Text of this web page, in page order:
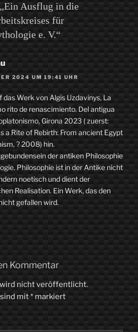
Ausflug in die
für
e. V.“
2024 UM 19:41 UHR
das Werk von Algis Uzdavinys, La
rito de renascimiento. Del antigua
Girona 2023 ( zuerst:
a Rite of Rebirth: From ancient Egypt
? 2008) hin.
der antiken Philosophie
Philosophie ist in der Antike nicht
noetisch und dient der
Realisation. Ein Werk, das den
gefallen wird.
Kommentar
nicht veröffentlicht.
mit* markiert